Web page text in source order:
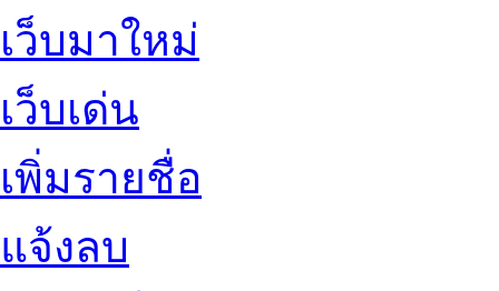
เว็บมาใหม่
เว็บเด่น
เพิ่มรายชื่อ
แจ้งลบ